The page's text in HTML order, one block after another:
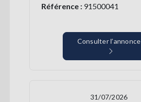
Référence : 91500041
Consulter l’annonce
31/07/2026